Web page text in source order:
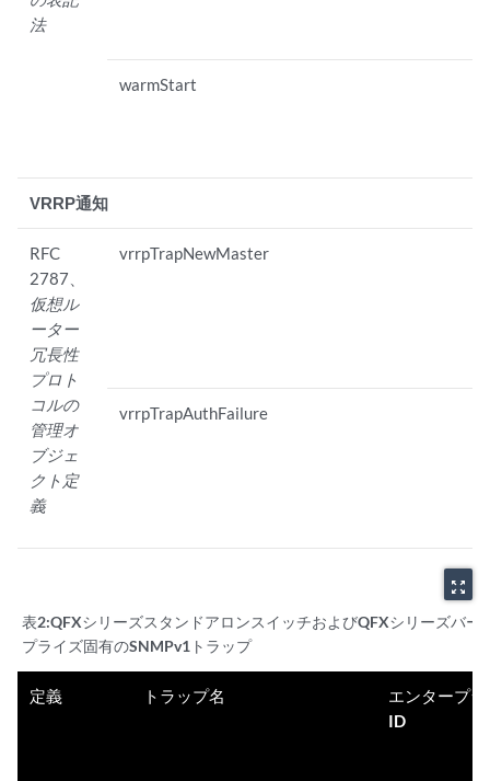
法
warmStart
VRRP通知
RFC
2787、
仮想ル
ーター
冗長性
プロト
コルの
管理オ
ブジェ
クト定
義
vrrpTrapNewMaster
vrrpTrapAuthFailure
zoom_out_map
表2:QFXシリーズスタンドアロンスイッチおよびQFXシリーズバ
プライズ固有のSNMPv1トラップ
定義 トラップ名
エンタープ
ID